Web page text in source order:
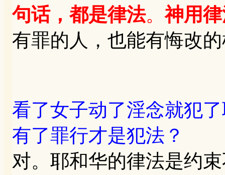
句话，都是律法。神用
有罪的人，也能有悔改
看了女子动了淫念就犯
有了罪行才是犯法？
对。耶和华的律法是约